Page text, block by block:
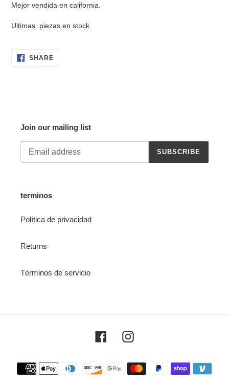
Mejor vendida en california.
Ultimas piezas en stock.
SHARESHARE
Join our mailing list
SUBSCRIBE
terminos
Política de privacidad
Returns
Términos de servicio
FacebookInstagram
Payment
methods